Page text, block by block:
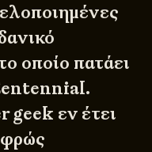
οποίο πατάει
geek εν έτει